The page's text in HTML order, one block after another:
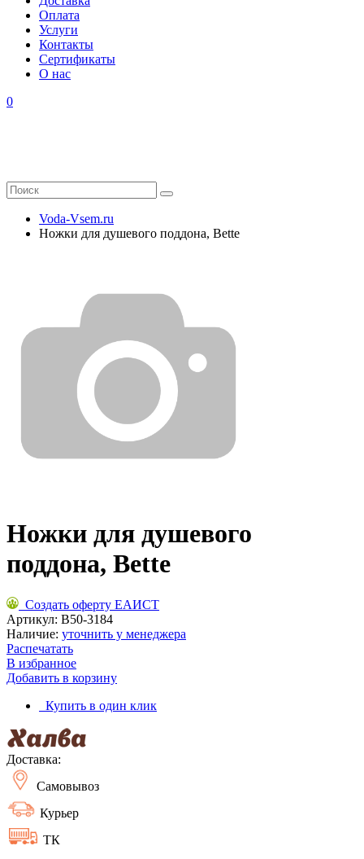
Оплата
Услуги
Контакты
Cертификаты
О нас
0
Voda-Vsem.ru
Ножки для душевого поддона, Bette
Ножки для душевого
поддона, Bette
Создать оферту ЕАИСТ
Артикул: B50-3184
Наличие: уточнить у менеджера
Распечатать
В избранное
Добавить в корзину
Купить в один клик
Доставка:
Самовывоз
Курьер
ТК